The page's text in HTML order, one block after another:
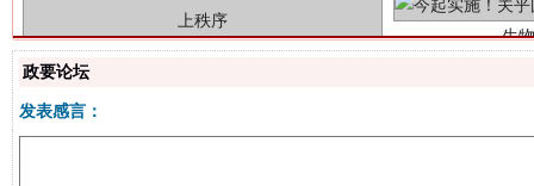
政要论坛
发表感言：